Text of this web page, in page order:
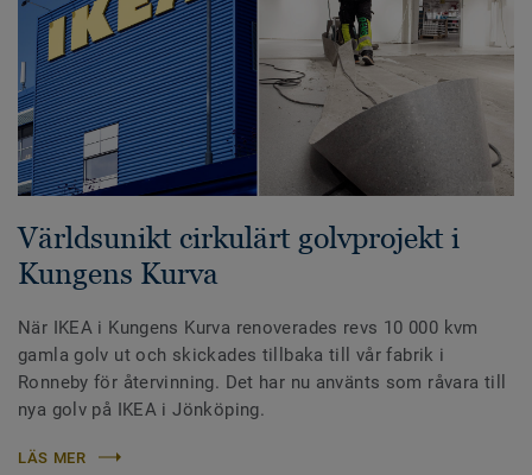
Världsunikt cirkulärt golvprojekt i
Kungens Kurva
När IKEA i Kungens Kurva renoverades revs 10 000 kvm
gamla golv ut och skickades tillbaka till vår fabrik i
Ronneby för återvinning. Det har nu använts som råvara till
nya golv på IKEA i Jönköping.
LÄS MER